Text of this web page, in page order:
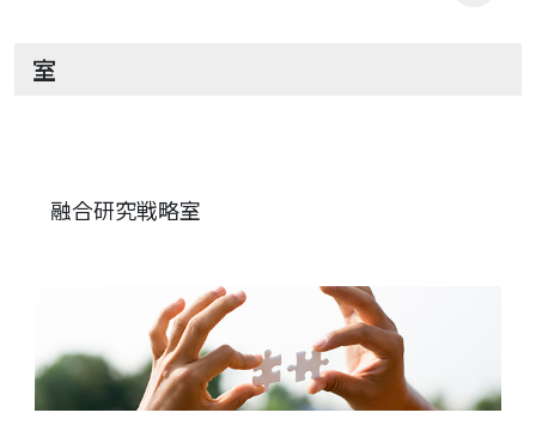
室
融合研究戦略室